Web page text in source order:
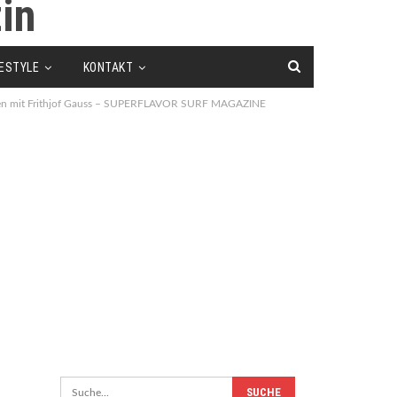
KONTAKT
Frithjof Gauss – SUPERFLAVOR SURF MAGAZINE